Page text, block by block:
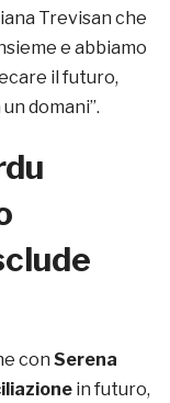
Trevisan che
e abbiamo
il futuro,
domani”.
con Serena
in futuro,